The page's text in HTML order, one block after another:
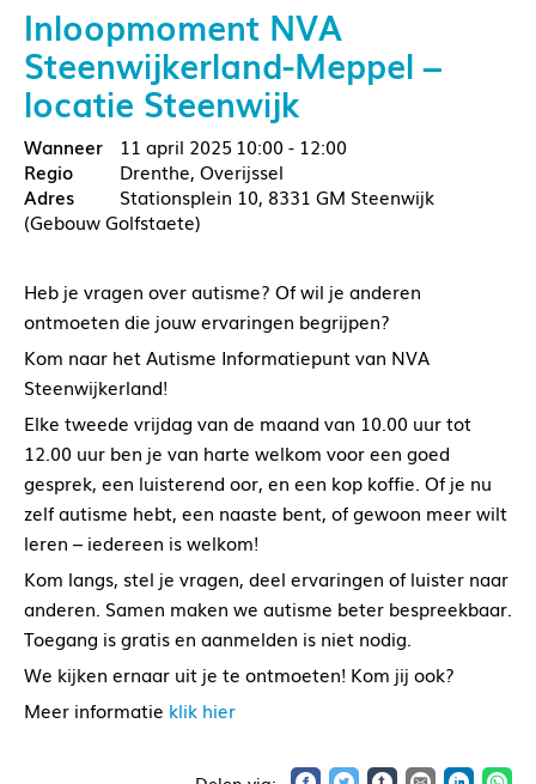
Inloopmoment NVA
Steenwijkerland-Meppel –
locatie Steenwijk
11 april 2025 10:00 - 12:00
Drenthe, Overijssel
Stationsplein 10, 8331 GM Steenwijk
(Gebouw Golfstaete)
Heb je vragen over autisme? Of wil je anderen
ontmoeten die jouw ervaringen begrijpen?
Kom naar het Autisme Informatiepunt van NVA
Steenwijkerland!
Elke tweede vrijdag van de maand van 10.00 uur tot
12.00 uur ben je van harte welkom voor een goed
gesprek, een luisterend oor, en een kop koffie. Of je nu
zelf autisme hebt, een naaste bent, of gewoon meer wilt
leren – iedereen is welkom!
Kom langs, stel je vragen, deel ervaringen of luister naar
anderen. Samen maken we autisme beter bespreekbaar.
Toegang is gratis en aanmelden is niet nodig.
We kijken ernaar uit je te ontmoeten! Kom jij ook?
Meer informatie klik hier